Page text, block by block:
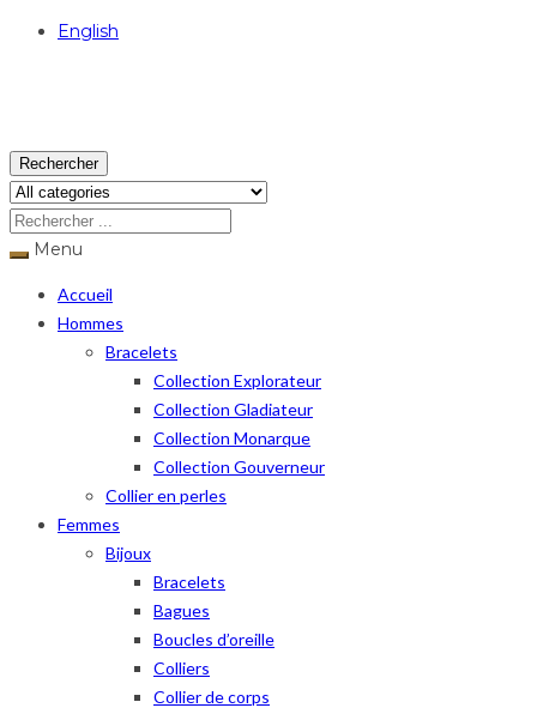
English
Rechercher
Menu
Accueil
Hommes
Bracelets
Collection Explorateur
Collection Gladiateur
Collection Monarque
Collection Gouverneur
Collier en perles
Femmes
Bijoux
Bracelets
Bagues
Boucles d’oreille
Colliers
Collier de corps